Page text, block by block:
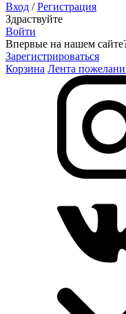
Вход /Регистрация
Здраствуйте
Войти
Впервые на нашем
Зарегистрироваться
Корзина Лента